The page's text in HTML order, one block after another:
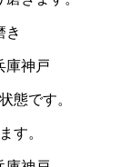
き
態です。
す。